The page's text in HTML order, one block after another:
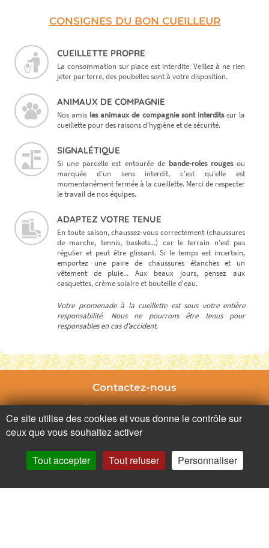
CONSIGNES DU BON CUEILLEUR
CUEILLETTE PROPRE
La consommation sur place est interdite. Veillez à ne rien
jeter par terre, des poubelles sont à votre disposition.
ANIMAUX DE COMPAGNIE
Nos amis les animaux de compagnie sont interditssur la
cueillette pour des raisons d'hygiène et de sécurité.
SIGNALÉTIQUE
Si une parcelle est entourée de bande-roles rougesou
marquée d'un sens interdit, c'est qu'elle est
momentanément fermée à la cueillette. Merci de respecter
le travail de nos équipes.
ADAPTEZ VOTRE TENUE
En toute saison, chaussez-vous correctement (chaussures
de marche, tennis, baskets...) car le terrain n'est pas
régulier et peut être glissant. Si le temps est incertain,
emportez une paire de chaussures étanches et un
vêtement de pluie... Aux beaux jours, pensez aux
casquettes, crème solaire et bouteille d'eau.
Votre promenade à la cueillette est sous votre entière
responsabilité. Nous ne pourrons être tenus pour
responsables en cas d’accident.
Contactez-nous
Adresse
Appelez nous Facebook
Ce site utilise des cookies et vous donne le contrôle sur
ceux que vous souhaitez activer
Tout accepter Tout refuser Personnaliser